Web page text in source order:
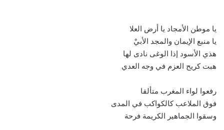
يا موطن الأمجاد يا أرض العلا
يا منبع الإيمان والمجد الأبيْ
هذي الأسود إذا الوغى نادى لها
هبت كريح العزم في وجه العدي
رفعوا لواء المغرب متألقا
فوق الملاعب كالكواكب في المدى
وسقوا الجماهير الكريمة فرحة